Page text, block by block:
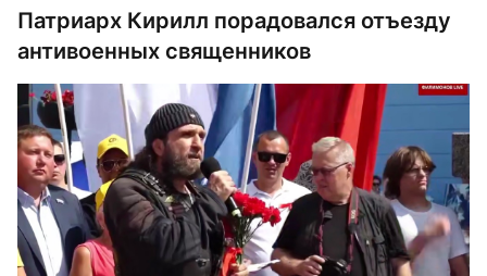
Патриарх Кирилл порадовался отъезду
антивоенных священников